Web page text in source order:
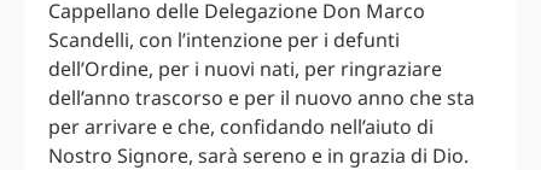
Cappellano delle Delegazione Don Marco
Scandelli, con l’intenzione per i defunti
dell’Ordine, per i nuovi nati, per ringraziare
dell’anno trascorso e per il nuovo anno che sta
per arrivare e che, confidando nell’aiuto di
Nostro Signore, sarà sereno e in grazia di Dio.